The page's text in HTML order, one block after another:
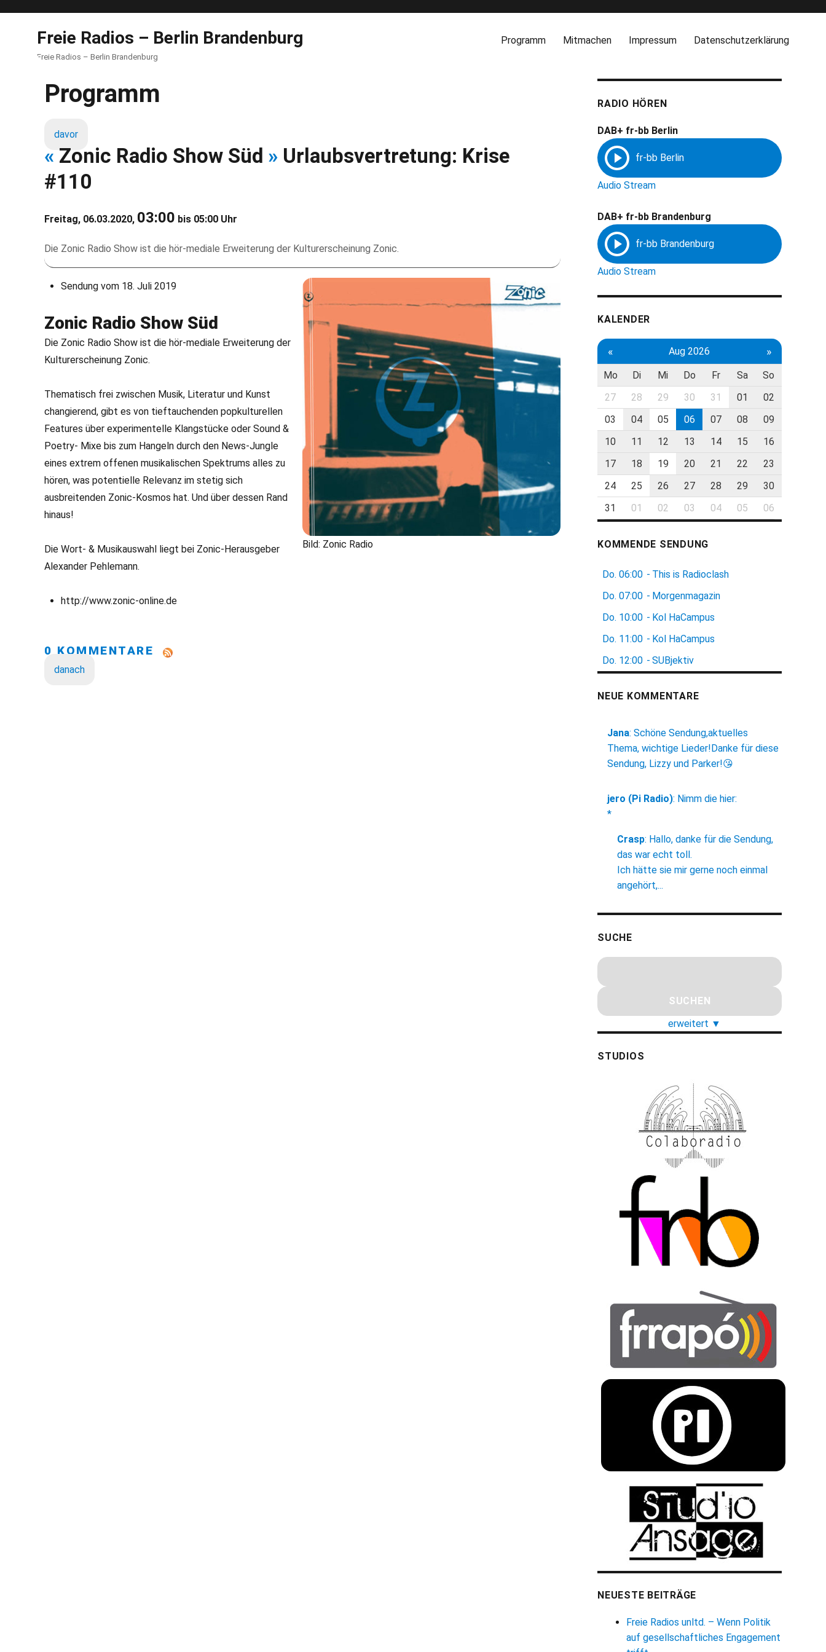
Freie Radios – Berlin Brandenburg
Freie Radios – Berlin Brandenburg
Programm Mitmachen Impressum Datenschutzerklärung
Programm
davor
« Zonic Radio Show Süd » Urlaubsvertretung: Krise
#110
Freitag, 06.03.2020, 03:00 bis 05:00 Uhr
Die Zonic Radio Show ist die hör-mediale Erweiterung der Kulturerscheinung Zonic.
Bild: Zonic Radio
Sendung vom 18. Juli 2019
Zonic Radio Show Süd
Die Zonic Radio Show ist die hör-mediale Erweiterung der
Kulturerscheinung Zonic.
Thematisch frei zwischen Musik, Literatur und Kunst
changierend, gibt es von tieftauchenden popkulturellen
Features über experimentelle Klangstücke oder Sound &
Poetry- Mixe bis zum Hangeln durch den News-Jungle
eines extrem offenen musikalischen Spektrums alles zu
hören, was potentielle Relevanz im stetig sich
ausbreitenden Zonic-Kosmos hat. Und über dessen Rand
hinaus!
Die Wort- & Musikauswahl liegt bei Zonic-Herausgeber
Alexander Pehlemann.
http://www.zonic-online.de
0 KOMMENTARE
danach
RADIO HÖREN
DAB+ fr-bb Berlin
Audio Stream
DAB+ fr-bb Brandenburg
Audio Stream
KALENDER
« Aug 2026 »
Mo Di Mi Do Fr Sa
So
27
28 29 30 31 01
02
03
04 05 06 07 08
09
10
11 12 13 14 15
16
17
18 19 20 21 22
23
24
25 26 27 28 29
30
31
01 02 03 04 05 06
KOMMENDE SENDUNG
Do. 06:00 - This is Radioclash
Do. 07:00 - Morgenmagazin
Do. 10:00 - Kol HaCampus
Do. 11:00 - Kol HaCampus
Do. 12:00 - SUBjektiv
NEUE KOMMENTARE
Jana: Schöne Sendung,aktuelles
Thema, wichtige Lieder!Danke für diese
Sendung, Lizzy und Parker!😘
jero (Pi Radio): Nimm die hier:
*
Crasp: Hallo, danke für die Sendung,
das war echt toll.
Ich hätte sie mir gerne noch einmal
angehört,...
SUCHE
erweitert ▼
STUDIOS
NEUESTE BEITRÄGE
Freie Radios unltd. – Wenn Politik
auf gesellschaftliches Engagement